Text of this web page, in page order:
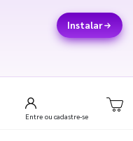
Instalar
Entre ou cadastre-se